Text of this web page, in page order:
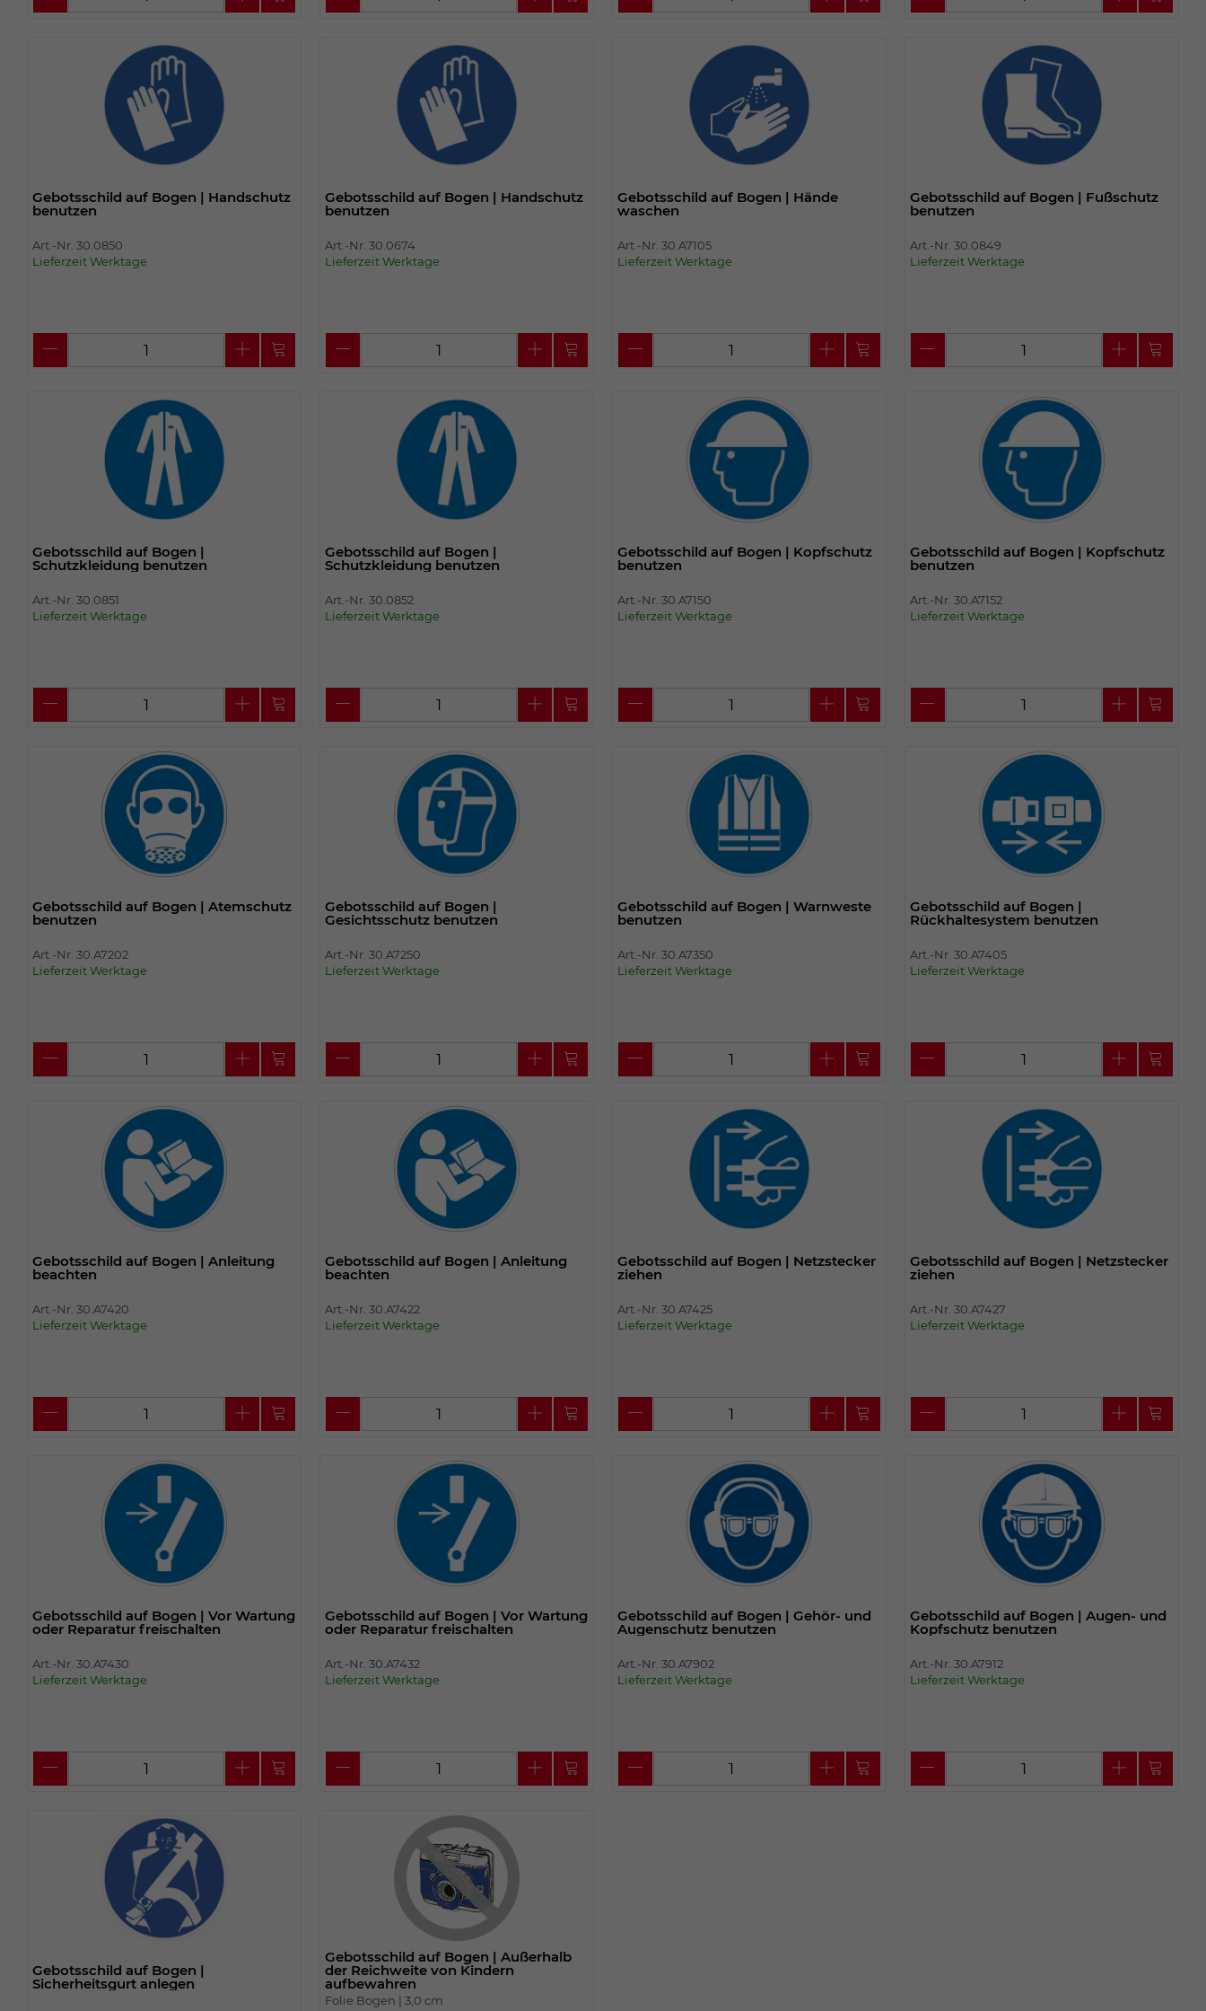
Gebotsschild auf Bogen | Handschutz
benutzen
Art.-Nr. 30.0850
Lieferzeit Werktage
Gebotsschild auf Bogen | Handschutz
benutzen
Art.-Nr. 30.0674
Lieferzeit Werktage
Gebotsschild auf Bogen | Hände
waschen
Art.-Nr. 30.A7105
Lieferzeit Werktage
Gebotsschild auf Bogen | Fußschutz
benutzen
Art.-Nr. 30.0849
Lieferzeit Werktage
Gebotsschild auf Bogen |
Schutzkleidung benutzen
Art.-Nr. 30.0851
Lieferzeit Werktage
Gebotsschild auf Bogen |
Schutzkleidung benutzen
Art.-Nr. 30.0852
Lieferzeit Werktage
Gebotsschild auf Bogen | Kopfschutz
benutzen
Art.-Nr. 30.A7150
Lieferzeit Werktage
Gebotsschild auf Bogen | Kopfschutz
benutzen
Art.-Nr. 30.A7152
Lieferzeit Werktage
Gebotsschild auf Bogen | Atemschutz
benutzen
Art.-Nr. 30.A7202
Lieferzeit Werktage
Gebotsschild auf Bogen |
Gesichtsschutz benutzen
Art.-Nr. 30.A7250
Lieferzeit Werktage
Gebotsschild auf Bogen | Warnweste
benutzen
Art.-Nr. 30.A7350
Lieferzeit Werktage
Gebotsschild auf Bogen |
Rückhaltesystem benutzen
Art.-Nr. 30.A7405
Lieferzeit Werktage
Gebotsschild auf Bogen | Anleitung
beachten
Art.-Nr. 30.A7420
Lieferzeit Werktage
Gebotsschild auf Bogen | Anleitung
beachten
Art.-Nr. 30.A7422
Lieferzeit Werktage
Gebotsschild auf Bogen | Netzstecker
ziehen
Art.-Nr. 30.A7425
Lieferzeit Werktage
Gebotsschild auf Bogen | Netzstecker
ziehen
Art.-Nr. 30.A7427
Lieferzeit Werktage
Gebotsschild auf Bogen | Vor Wartung
oder Reparatur freischalten
Art.-Nr. 30.A7430
Lieferzeit Werktage
Gebotsschild auf Bogen | Vor Wartung
oder Reparatur freischalten
Art.-Nr. 30.A7432
Lieferzeit Werktage
Gebotsschild auf Bogen | Gehör- und
Augenschutz benutzen
Art.-Nr. 30.A7902
Lieferzeit Werktage
Gebotsschild auf Bogen | Augen- und
Kopfschutz benutzen
Art.-Nr. 30.A7912
Lieferzeit Werktage
Gebotsschild auf Bogen |
Sicherheitsgurt anlegen
Gebotsschild auf Bogen | Außerhalb
der Reichweite von Kindern
aufbewahren
Folie Bogen |3,0 cm